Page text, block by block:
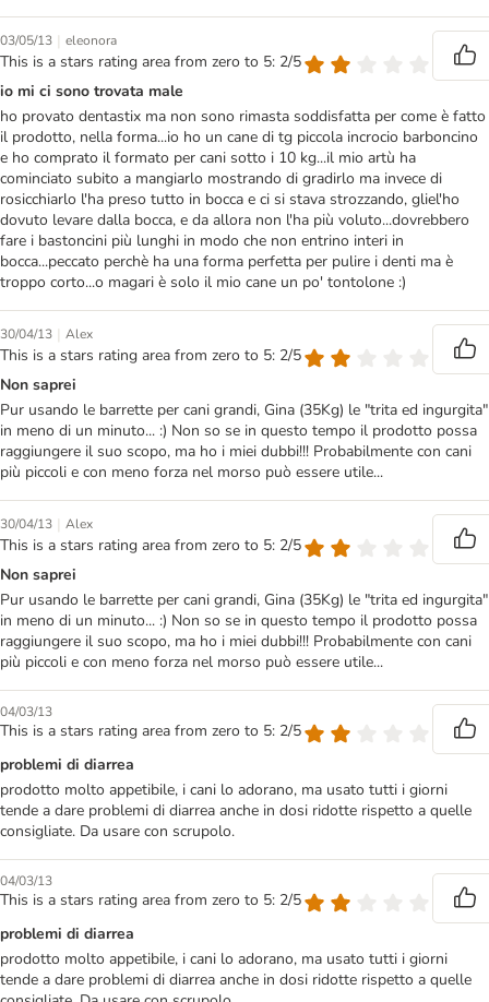
03/05/13 | eleonora
This is a stars rating area from zero to 5: 2/5
io mi ci sono trovata male
ho provato dentastix ma non sono rimasta soddisfatta per come è fatto
il prodotto, nella forma...io ho un cane di tg piccola incrocio barboncino
e ho comprato il formato per cani sotto i 10 kg...il mio artù ha
cominciato subito a mangiarlo mostrando di gradirlo ma invece di
rosicchiarlo l'ha preso tutto in bocca e ci si stava strozzando, gliel'ho
dovuto levare dalla bocca, e da allora non l'ha più voluto...dovrebbero
fare i bastoncini più lunghi in modo che non entrino interi in
bocca...peccato perchè ha una forma perfetta per pulire i denti ma è
troppo corto...o magari è solo il mio cane un po' tontolone :)
30/04/13 | Alex
This is a stars rating area from zero to 5: 2/5
Non saprei
Pur usando le barrette per cani grandi, Gina (35Kg) le "trita ed ingurgita"
in meno di un minuto... :) Non so se in questo tempo il prodotto possa
raggiungere il suo scopo, ma ho i miei dubbi!!! Probabilmente con cani
più piccoli e con meno forza nel morso può essere utile...
30/04/13 | Alex
This is a stars rating area from zero to 5: 2/5
Non saprei
Pur usando le barrette per cani grandi, Gina (35Kg) le "trita ed ingurgita"
in meno di un minuto... :) Non so se in questo tempo il prodotto possa
raggiungere il suo scopo, ma ho i miei dubbi!!! Probabilmente con cani
più piccoli e con meno forza nel morso può essere utile...
04/03/13
This is a stars rating area from zero to 5: 2/5
problemi di diarrea
prodotto molto appetibile, i cani lo adorano, ma usato tutti i giorni
tende a dare problemi di diarrea anche in dosi ridotte rispetto a quelle
consigliate. Da usare con scrupolo.
04/03/13
This is a stars rating area from zero to 5: 2/5
problemi di diarrea
prodotto molto appetibile, i cani lo adorano, ma usato tutti i giorni
tende a dare problemi di diarrea anche in dosi ridotte rispetto a quelle